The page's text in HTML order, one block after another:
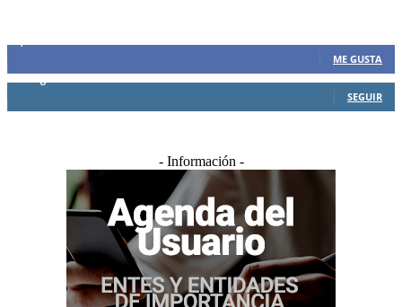
ME GUSTA
0 Seguidores
SEGUIR
- Información -